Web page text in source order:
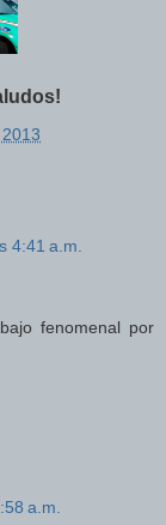
4:41 a.m.
fenomenal por
a.m.